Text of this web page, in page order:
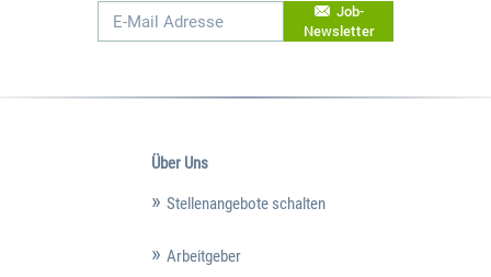
Job-
Newsletter
Über Uns
Stellenangebote schalten
Arbeitgeber